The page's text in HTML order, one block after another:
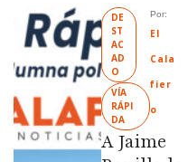
antecedente
s de
prescripción
positiva; uno
fue
revendido
329% por
DE
ST
AC
AD
O
VÍA
RÁPI
DA
Por:
El
Cala
fier
o
A Jaime